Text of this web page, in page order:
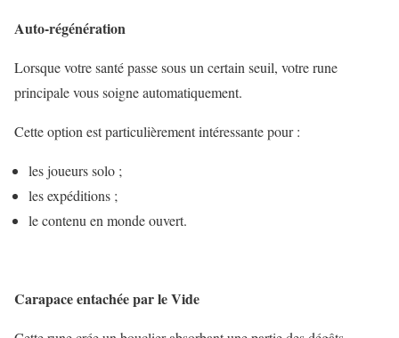
Auto-régénération
Lorsque votre santé passe sous un certain seuil, votre rune
principale vous soigne automatiquement.
Cette option est particulièrement intéressante pour :
les joueurs solo ;
les expéditions ;
le contenu en monde ouvert.
Carapace entachée par le Vide